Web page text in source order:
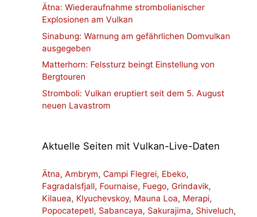
Ätna: Wiederaufnahme strombolianischer
Explosionen am Vulkan
Sinabung: Warnung am gefährlichen Domvulkan
ausgegeben
Matterhorn: Felssturz beingt Einstellung von
Bergtouren
Stromboli: Vulkan eruptiert seit dem 5. August
neuen Lavastrom
Aktuelle Seiten mit Vulkan-Live-Daten
Ätna, Ambrym, Campi Flegrei, Ebeko,
Fagradalsfjall, Fournaise, Fuego, Grindavik,
Kilauea, Klyuchevskoy, Mauna Loa, Merapi,
Popocatepetl, Sabancaya, Sakurajima, Shiveluch,